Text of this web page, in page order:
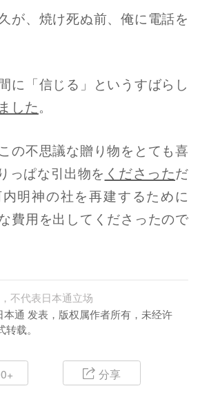
が、焼け死ぬ前、俺に電話を
に「信じる」というすばらし
した。
の不思議な贈り物をとても喜
っぱな引出物を くださっただ
明神の社を再建するために
費用を出してくださったので
不代表日本通立场
通 发表，版权属作者所有，未经许
载。
分享